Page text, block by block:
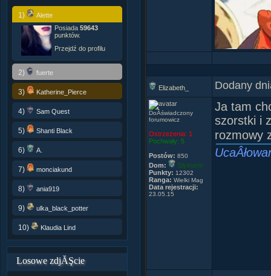
1)
Alette
Posiada 59643
punktów.
Przejdź do profilu
2) fuerte
3) Katherine_Pierce
4) Sam Quest
5) Shanti Black
6) A.
7) monciakund
8) ania919
9) ulka_black_potter
10) Klaudia Lind
Losowe zdjĂŞcie
Elizabeth_ Dodany
DoÂświadczony
forumowicz
Ostrzeżenia: 1
Pochwały: 5
Postów: 850
Dom:
Slytherin
Punkty: 12302
Ranga: Wielki Mag
Data rejestracji:
23.05.15
Ja tam
szorstki i
rozmowy